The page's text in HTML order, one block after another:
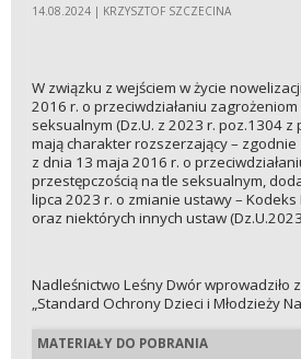
14.08.2024 | KRZYSZTOF SZCZECINA
W związku z wejściem w życie
2016 r. o przeciwdziałaniu
seksualnym (Dz.U. z 2023 r. poz.1304
mają charakter rozszerzający –
z dnia 13 maja 2016 r. o
przestępczością na tle seksualnym,
lipca 2023 r. o zmianie ustawy –
oraz niektórych innych ustaw
Nadleśnictwo Leśny Dwór wprowadziło
„Standard Ochrony Dzieci i Młodzieży
MATERIAŁY DO POBRANIA